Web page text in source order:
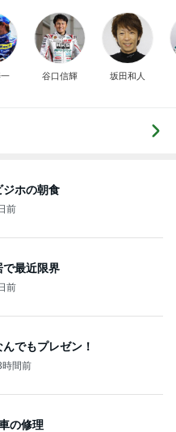
谷口信輝 坂田和人
ジホの朝食
前
で最近限界
前
でもプレゼン！
時間前
の修理